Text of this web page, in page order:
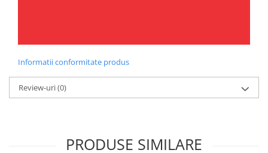
Informatii conformitate produs
Review-uri(0)
PRODUSE SIMILARE